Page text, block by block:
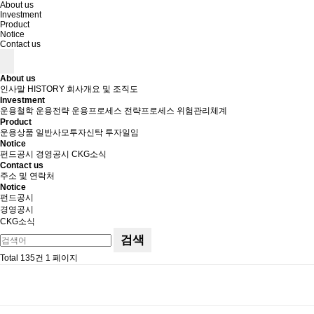
About us
Investment
Product
Notice
Contact us
About us
인사말 HISTORY 회사개요 및 조직도
Investment
운용철학 운용전략 운용프로세스 전략프로세스 위험관리체계
Product
운용상품 일반사모투자신탁 투자일임
Notice
펀드공시
경영공시 CKG소식
Contact us
주소 및 연락처
Notice
펀드공시
경영공시
CKG소식
검색
Total 135건 1 페이지